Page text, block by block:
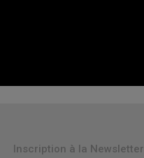
Inscription à la Newsletter